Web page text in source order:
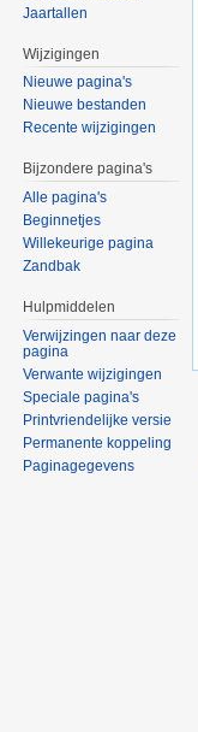
Jaartallen
Wijzigingen
Nieuwe pagina's
Nieuwe bestanden
Recente wijzigingen
Bijzondere pagina's
Alle pagina's
Beginnetjes
Willekeurige pagina
Zandbak
Hulpmiddelen
Verwijzingen naar deze
pagina
Verwante wijzigingen
Speciale pagina's
Printvriendelijke versie
Permanente koppeling
Paginagegevens